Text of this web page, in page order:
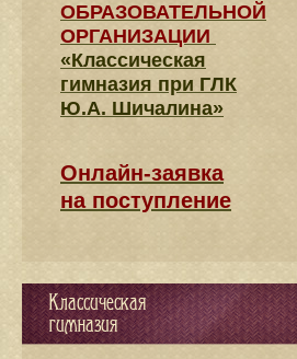
ОБРАЗОВАТЕЛЬНОЙ
ОРГАНИЗАЦИИ
«Классическая
гимназия при ГЛК
Ю.А. Шичалина»
Онлайн-заявка
на поступление
Классическая
гимназия